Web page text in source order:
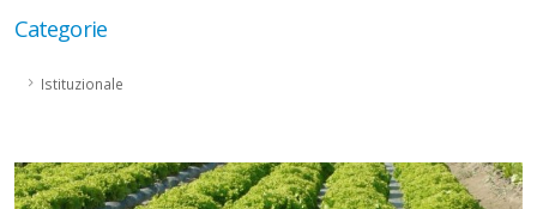
Categorie
Istituzionale